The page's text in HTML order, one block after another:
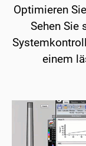
Optimieren
Sehen Sie
einem